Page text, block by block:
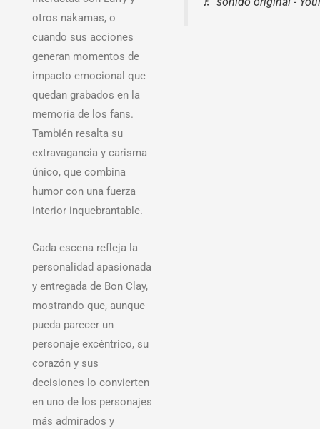
otros nakamas, o
cuando sus acciones
generan momentos de
impacto emocional que
quedan grabados en la
memoria de los fans.
También resalta su
extravagancia y carisma
único, que combina
humor con una fuerza
interior inquebrantable.
Cada escena refleja la
personalidad apasionada
y entregada de Bon Clay,
mostrando que, aunque
pueda parecer un
personaje excéntrico, su
corazón y sus
decisiones lo convierten
en uno de los personajes
más admirados y